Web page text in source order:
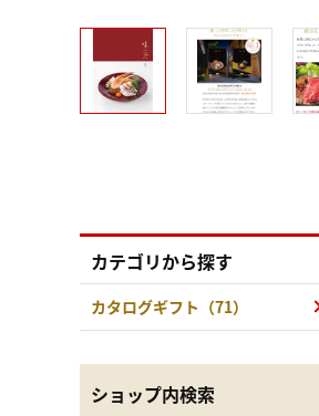
カテゴリから探す
カタログギフト（71）
ショップ内検索